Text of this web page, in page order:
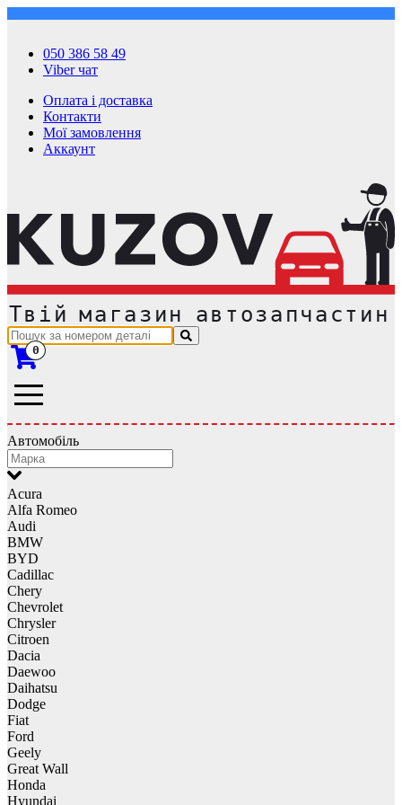
050 386 58 49
Viber чат
Оплата і доставка
Контакти
Мої замовлення
Аккаунт
0
Автомобіль
Acura
Alfa Romeo
Audi
BMW
BYD
Cadillac
Chery
Chevrolet
Chrysler
Citroen
Dacia
Daewoo
Daihatsu
Dodge
Fiat
Ford
Geely
Great Wall
Honda
Hyundai